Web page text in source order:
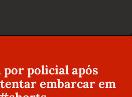
por policial após
embarcar em